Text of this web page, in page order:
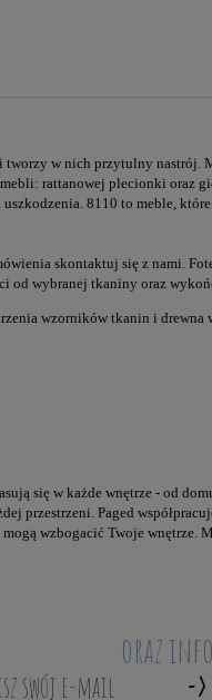
w nich przytulny nastrój.
rattanowej plecionki oraz
8110 to meble,
skontaktuj się z nami.
od wybranej tkaniny oraz
wzorników tkanin i drewna
się w każde wnętrze - od
przestrzeni. Paged
wzbogacić Twoje wnętrze.
oraz